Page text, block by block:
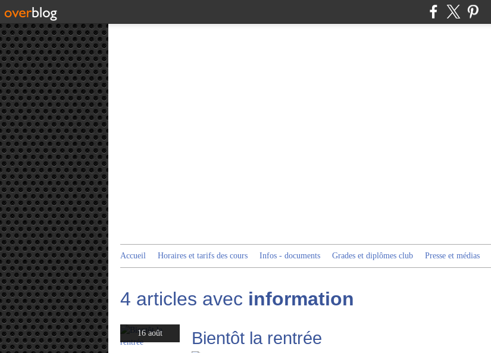
Accueil Horaires et tarifs des cours Infos - documents Grades et diplômes club Presse et médias
4 articles avec information
16 août Bientôt la rentrée